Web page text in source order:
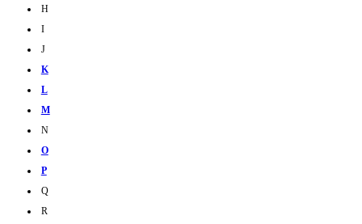
H
I
J
K
L
M
N
O
P
Q
R